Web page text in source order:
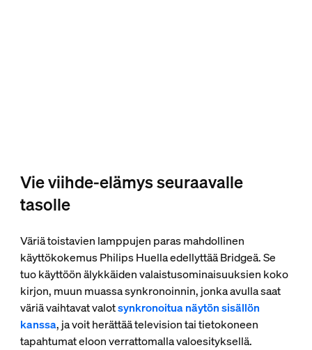
Vie viihde-elämys seuraavalle
tasolle
Väriä toistavien lamppujen paras mahdollinen
käyttökokemus Philips Huella edellyttää Bridgeä. Se
tuo käyttöön älykkäiden valaistusominaisuuksien koko
kirjon, muun muassa synkronoinnin, jonka avulla saat
väriä vaihtavat valotsynkronoitua näytön sisällön
kanssa, ja voit herättää television tai tietokoneen
tapahtumat eloon verrattomalla valoesityksellä.